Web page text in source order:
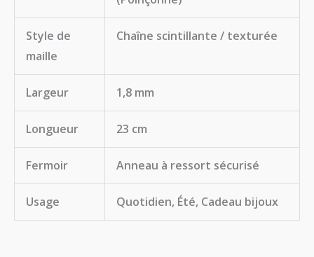
Style de
maille
Chaîne scintillante / texturée
Largeur 1,8 mm
Longueur 23 cm
Fermoir Anneau à ressort sécurisé
Usage Quotidien, Été, Cadeau bijoux